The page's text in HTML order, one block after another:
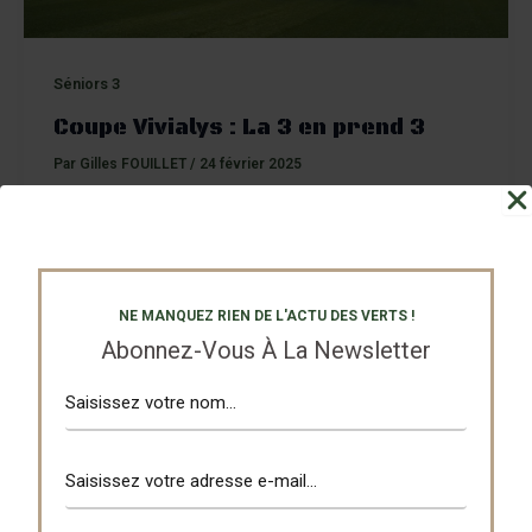
NE MANQUEZ RIEN DE L'ACTU DES VERTS !
Abonnez-Vous À La Newsletter
Séniors 3
Coupe Vivialys : La 3 en prend 3
Par Gilles FOUILLET / 24 février 2025